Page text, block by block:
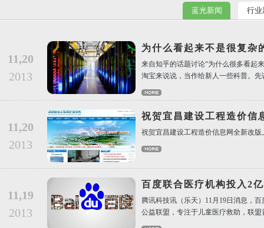
蓝光新闻 行业
11,20
2013
为什么看起来不是很复杂
来自知乎的话题讨论“为什么很多看起
淘宝来说说，当作给新人一些科普。
11,20
2013
祝贺宜昌建设工程造价信
祝贺宜昌建设工程造价信息网全新改版
11,19
2013
百度联合医疗机构投入2
腾讯科技讯（乐天）11月19日消息，
公益联盟，专注于儿童医疗救助，联